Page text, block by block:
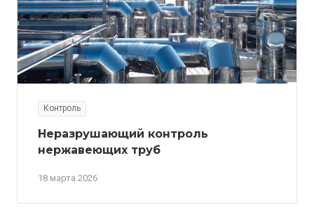
Контроль
18 марта 2026
Неразрушающий контроль
нержавеющих труб